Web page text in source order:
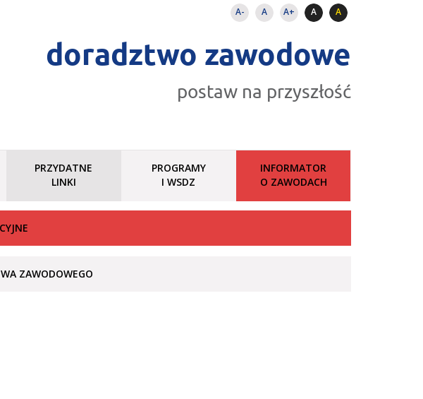
A- A A+ A A
doradztwo zawodowe
postaw na przyszłość
PRZYDATNE
LINKI
PROGRAMY
I WSDZ
INFORMATOR
O ZAWODACH
ZAWODOWEGO